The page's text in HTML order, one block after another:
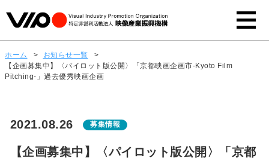
ホーム > お知らせ一覧
>
【企画募集中】〈パイロット版公開〉「京都映画企画市-Kyoto Film
Pitching-」過去優秀映画企画
2021.08.26 募集情報
【企画募集中】〈パイロット版公開〉「京都